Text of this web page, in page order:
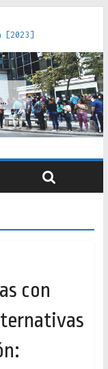
[2023]
Estados :
[2022]
hacia una teoría
[2020]
[2019]
Obrero en
con